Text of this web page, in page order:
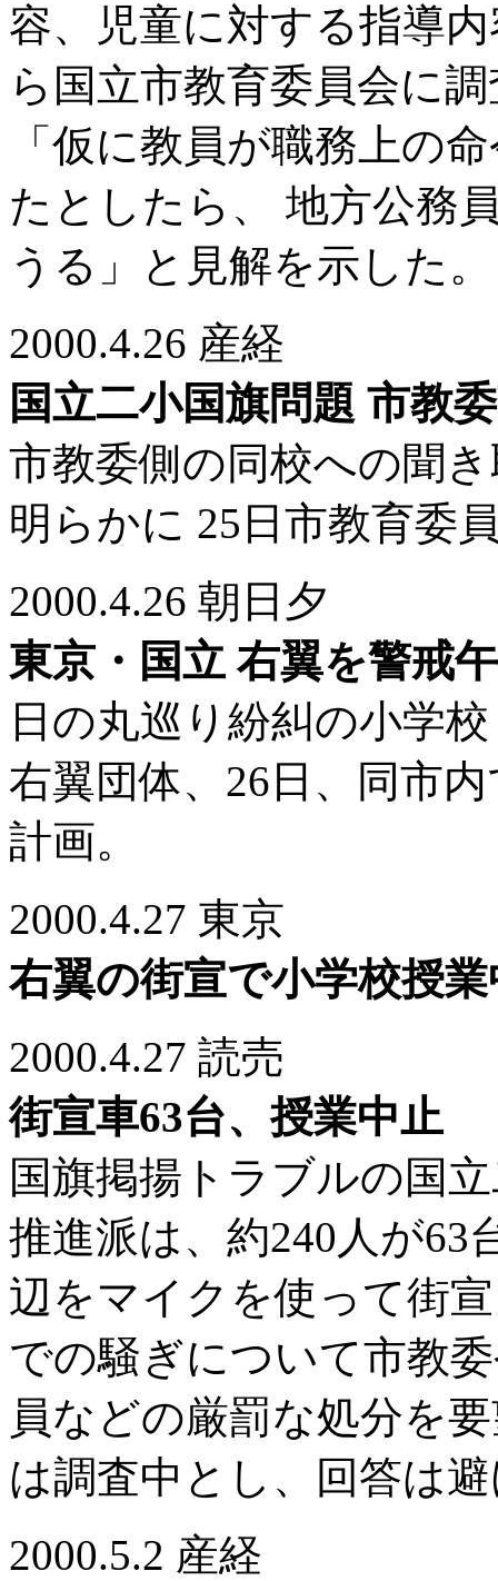
容、児童に対する指導
ら国立市教育委員会に
「仮に教員が職務上の
たとしたら、 地方公務
うる」と見解を示した。
2000.4.26 産経
国立二小国旗問題 市教
市教委側の同校への聞
明らかに 25日市教育委
2000.4.26 朝日夕
東京・国立 右翼を警戒
日の丸巡り紛糾の小学校
右翼団体、26日、同市
計画。
2000.4.27 東京
右翼の街宣で小学校授
2000.4.27 読売
街宣車63台、授業中止
国旗掲揚トラブルの国
推進派は、約240人が63
辺をマイクを使って街
での騒ぎについて市教
員などの厳罰な処分を
は調査中とし、回答は
2000.5.2 産経